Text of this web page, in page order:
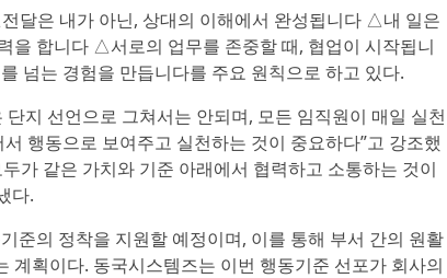
달은 내가 아닌, 상대의 이해에서 완성됩니다 △내 일은
합니다 △서로의 업무를 존중할 때, 협업이 시작됩니
넘는 경험을 만듭니다를 주요 원칙으로 하고 있다.
지 선언으로 그쳐서는 안되며, 모든 임직원이 매일 실천
행동으로 보여주고 실천하는 것이 중요하다”고 강조했
가 같은 가치와 기준 아래에서 협력하고 소통하는 것이
다.
준의 정착을 지원할 예정이며, 이를 통해 부서 간의 원활
획이다. 동국시스템즈는 이번 행동기준 선포가 회사의